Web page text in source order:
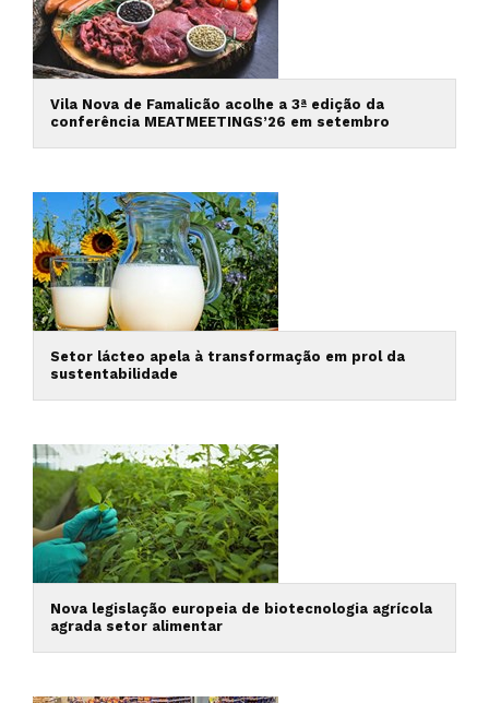
Vila Nova de Famalicão acolhe a 3ª edição da
conferência MEATMEETINGS’26 em setembro
Setor lácteo apela à transformação em prol da
sustentabilidade
Nova legislação europeia de biotecnologia agrícola
agrada setor alimentar